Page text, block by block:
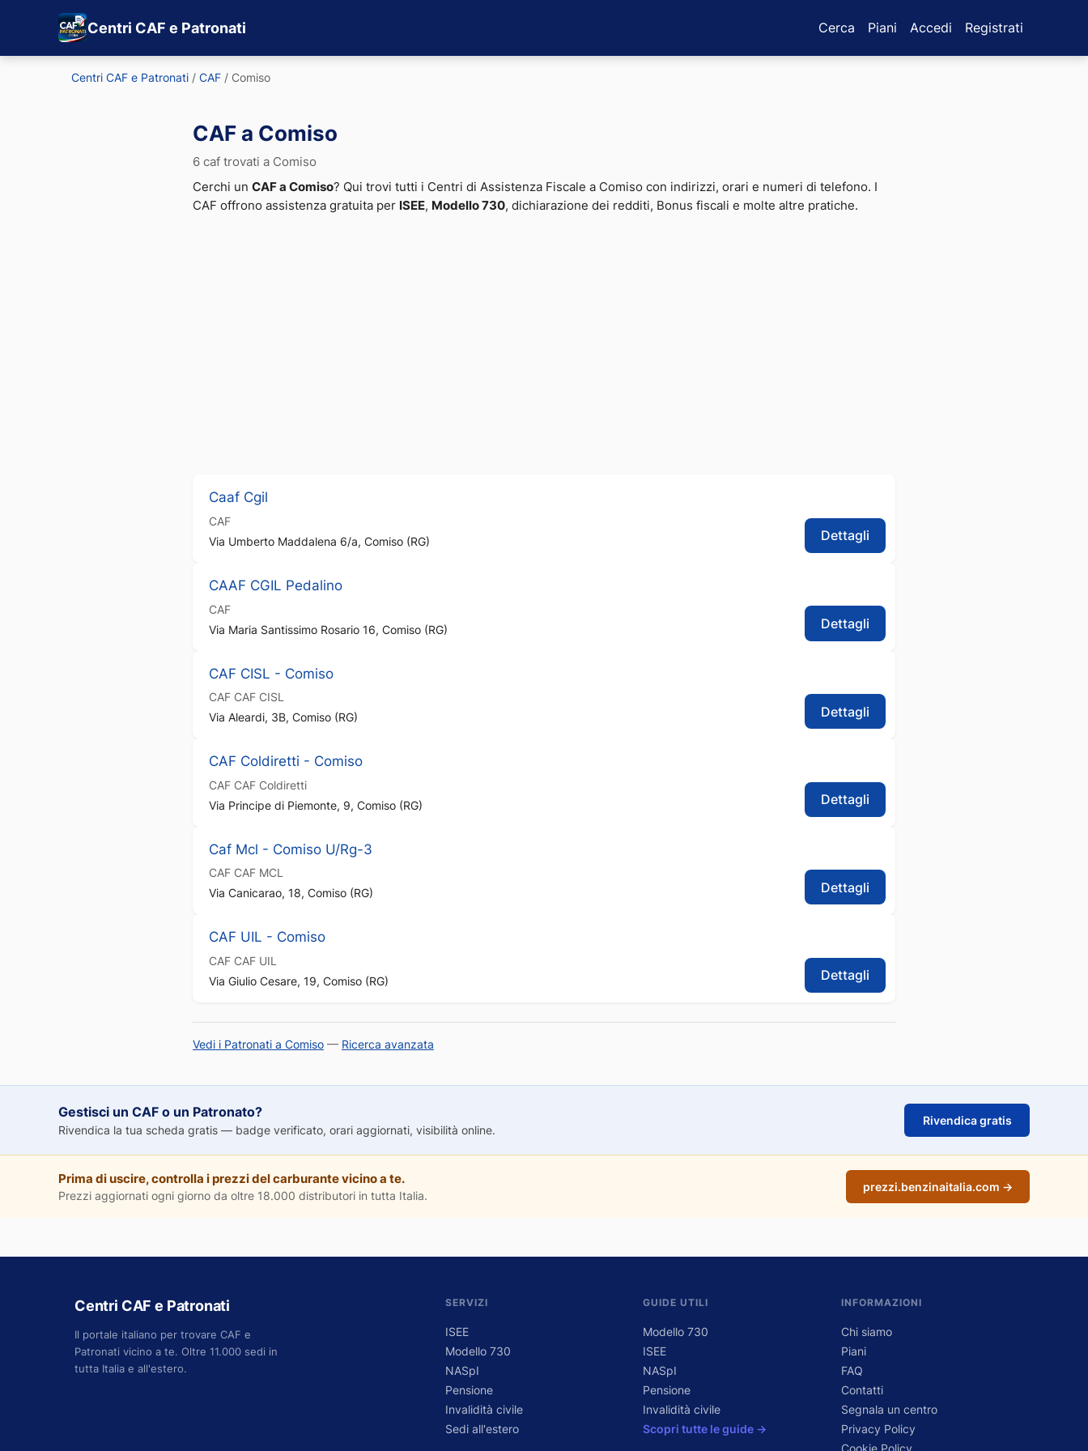
Centri CAF e Patronati Cerca Piani Accedi Registrati
Centri CAF e Patronati / CAF / Comiso
CAF a Comiso
6 caf trovati a Comiso
Cerchi un CAF a Comiso? Qui trovi tutti i Centri di Assistenza Fiscale a Comiso con indirizzi, orari e numeri di telefono. I
CAF offrono assistenza gratuita per ISEE, Modello 730, dichiarazione dei redditi, Bonus fiscali e molte altre pratiche.
Caaf Cgil
CAF
Via Umberto Maddalena 6/a, Comiso (RG)
Dettagli
CAAF CGIL Pedalino
CAF
Via Maria Santissimo Rosario 16, Comiso (RG)
Dettagli
CAF CISL - Comiso
CAF CAF CISL
Via Aleardi, 3B, Comiso (RG)
Dettagli
CAF Coldiretti - Comiso
CAF CAF Coldiretti
Via Principe di Piemonte, 9, Comiso (RG)
Dettagli
Caf Mcl - Comiso U/Rg-3
CAF CAF MCL
Via Canicarao, 18, Comiso (RG)
Dettagli
CAF UIL - Comiso
CAF CAF UIL
Via Giulio Cesare, 19, Comiso (RG)
Dettagli
Vedi i Patronati a Comiso — Ricerca avanzata
Gestisci un CAF o un Patronato?
Rivendica la tua scheda gratis — badge verificato, orari aggiornati, visibilità online.
Rivendica gratis
Prima di uscire, controlla i prezzi del carburante vicino a te.
Prezzi aggiornati ogni giorno da oltre 18.000 distributori in tutta Italia.
prezzi.benzinaitalia.com →
Centri CAF e Patronati
Il portale italiano per trovare CAF e
Patronati vicino a te. Oltre 11.000 sedi in
tutta Italia e all'estero.
SERVIZI
ISEE
Modello 730
NASpI
Pensione
Invalidità civile
Sedi all'estero
GUIDE UTILI
Modello 730
ISEE
NASpI
Pensione
Invalidità civile
Scopri tutte le guide →
INFORMAZIONI
Chi siamo
Piani
FAQ
Contatti
Segnala un centro
Privacy Policy
Cookie Policy